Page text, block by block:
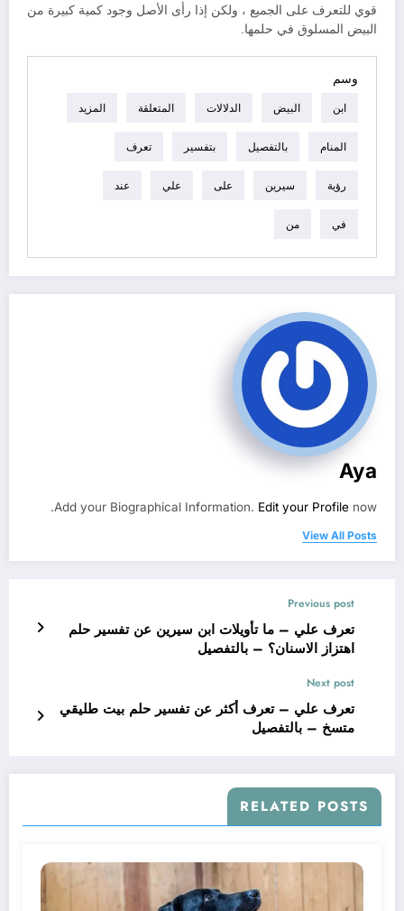
قوي للتعرف على الجميع ، ولكن إذا رأى الأصل وجود كمية كبيرة من
البيض المسلوق في حلمها.
وسم
ابن البيض الدلالات المتعلقة المزيد
المنام بالتفصيل بتفسير تعرف
رؤية سيرين على علي عند
في من
Aya
Add your Biographical Information. Edit your Profile now.
View All Posts
Previous post
تعرف علي – ما تأويلات ابن سيرين عن تفسير حلم
اهتزاز الاسنان؟ – بالتفصيل
Next post
تعرف علي – تعرف أكثر عن تفسير حلم بيت طليقي
متسخ – بالتفصيل
RELATED POSTS